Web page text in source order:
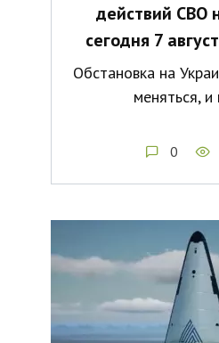
действий СВО
сегодня 7
Обстановка на
меняться, и
0